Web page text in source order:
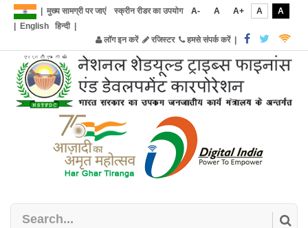
मुख्य सामग्री पर जाएं स्क्रीन रीडर का उपयोग A- A A+ A
A
English हिन्दी|
लॉग इन करें
रजिस्टर हमसे संपर्क करें|